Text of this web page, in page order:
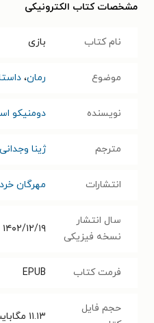
مشخصات کتاب الکترونیکی
نام کتاب بازی
موضوع رمان،
نویسنده دومنیکو
مترجم ژینا وجدانی
انتشارات مهرگان خرد
سال انتشار
نسخه فیزیکی
۱۴۰۲/۱۲/۱۹
فرمت کتاب EPUB
حجم فایل
۱۱.۱۳